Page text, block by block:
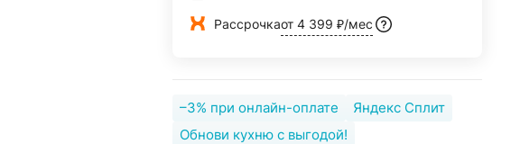
Рассрочкаот 4 399 ₽/мес
–3% при онлайн-оплате
Яндекс Сплит
Обнови кухню с выгодой!